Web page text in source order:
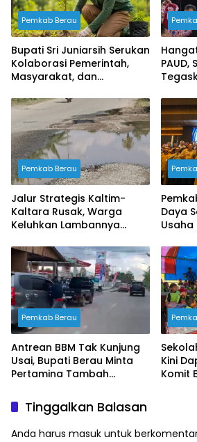
Pemkab Berau
Bupati Sri Juniarsih Serukan
Kolaborasi Pemerintah,
Masyarakat, dan
Kelestarian Lingkungan
PAUD,
Berau
Pemkab Berau
Jalur Strategis Kaltim-
Kaltara Rusak, Warga
Keluhkan Lambannya
Daya
Usaha
Pemkab Berau
Antrean BBM Tak Kunjung
Usai, Bupati Berau Minta
Pertamina Tambah
Kini
Komit
Tinggalkan Balasan
Anda harus masuk untuk